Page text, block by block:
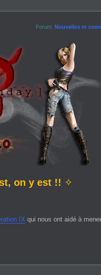
Forum: Nouvelles et
on y est !! ✧
IX qui nous ont aidé à